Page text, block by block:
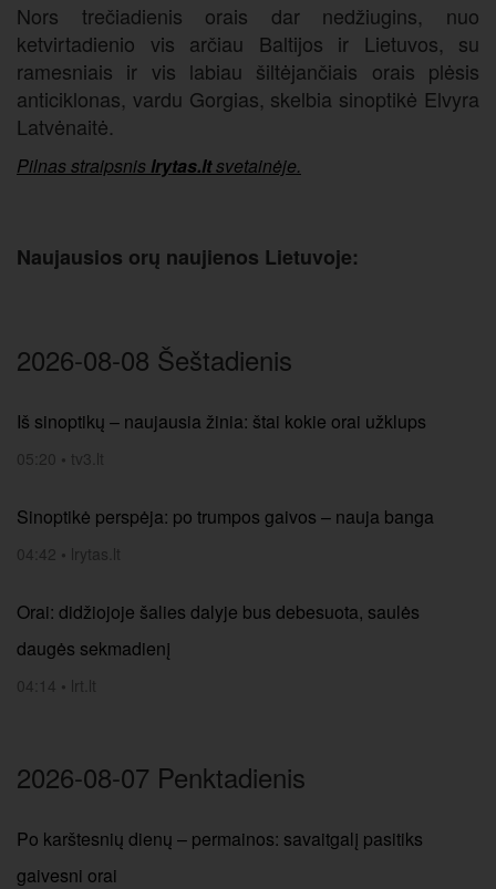
​Nors trečiadienis orais dar nedžiugins, nuo
ketvirtadienio vis arčiau Baltijos ir Lietuvos, su
ramesniais ir vis labiau šiltėjančiais orais plėsis
anticiklonas, vardu Gorgias, skelbia sinoptikė Elvyra
Latvėnaitė.
Pilnas straipsnis lrytas.ltsvetainėje.
Naujausios orų naujienos Lietuvoje:
2026-08-08 Šeštadienis
Iš sinoptikų – naujausia žinia: štai kokie orai užklups
05:20 • tv3.lt
Sinoptikė perspėja: po trumpos gaivos – nauja banga
04:42 • lrytas.lt
Orai: didžiojoje šalies dalyje bus debesuota, saulės
daugės sekmadienį
04:14 • lrt.lt
2026-08-07 Penktadienis
Po karštesnių dienų – permainos: savaitgalį pasitiks
gaivesni orai